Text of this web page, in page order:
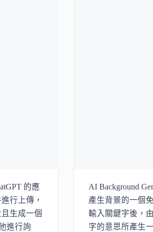
的應
行上傳，
生成一個
進行詢
AI Background
產生背景的一個
輸入關鍵字後，
字的意思所產生